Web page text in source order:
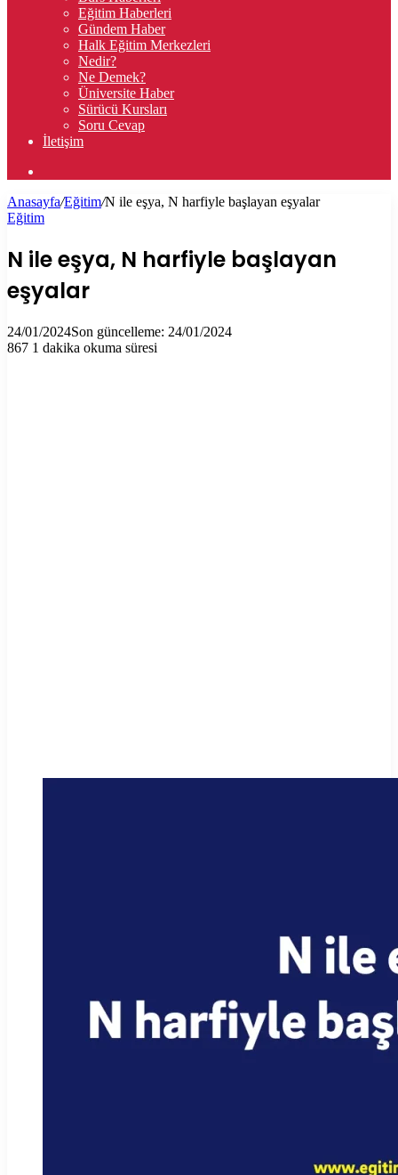
Eğitim Haberleri
Gündem Haber
Halk Eğitim Merkezleri
Nedir?
Ne Demek?
Üniversite Haber
Sürücü Kursları
Soru Cevap
İletişim
...
Anasayfa/Eğitim/N ile eşya, N harfiyle başlayan eşyalar
Eğitim
N ile eşya, N harfiyle başlayan
eşyalar
24/01/2024Son güncelleme: 24/01/2024
867 1 dakika okuma süresi